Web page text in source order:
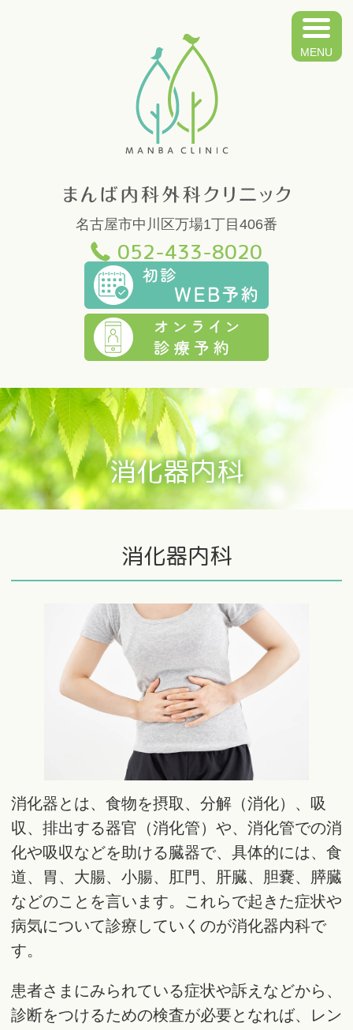
名古屋市中川区万場1丁目406番
052-433-8020
消化器内科
消化器内科
消化器とは、食物を摂取、分解（消化）、吸
収、排出する器官（消化管）や、消化管での消
化や吸収などを助ける臓器で、具体的には、食
道、胃、大腸、小腸、肛門、肝臓、胆嚢、膵臓
などのことを言います。これらで起きた症状や
病気について診療していくのが消化器内科で
す。
患者さまにみられている症状や訴えなどから、
診断をつけるための検査が必要となれば、レン